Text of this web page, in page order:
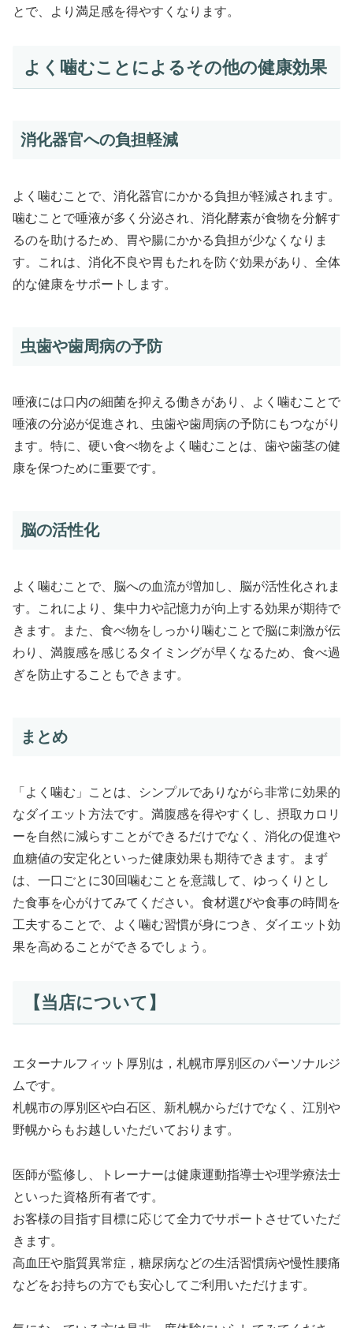
とで、より満足感を得やすくなります。
よく噛むことによるその他の健康効果
消化器官への負担軽減
よく噛むことで、消化器官にかかる負担が軽減されます。
噛むことで唾液が多く分泌され、消化酵素が食物を分解す
るのを助けるため、胃や腸にかかる負担が少なくなりま
す。これは、消化不良や胃もたれを防ぐ効果があり、全体
的な健康をサポートします。
虫歯や歯周病の予防
唾液には口内の細菌を抑える働きがあり、よく噛むことで
唾液の分泌が促進され、虫歯や歯周病の予防にもつながり
ます。特に、硬い食べ物をよく噛むことは、歯や歯茎の健
康を保つために重要です。
脳の活性化
よく噛むことで、脳への血流が増加し、脳が活性化されま
す。これにより、集中力や記憶力が向上する効果が期待で
きます。また、食べ物をしっかり噛むことで脳に刺激が伝
わり、満腹感を感じるタイミングが早くなるため、食べ過
ぎを防止することもできます。
まとめ
「よく噛む」ことは、シンプルでありながら非常に効果的
なダイエット方法です。満腹感を得やすくし、摂取カロリ
ーを自然に減らすことができるだけでなく、消化の促進や
血糖値の安定化といった健康効果も期待できます。まず
は、一口ごとに30回噛むことを意識して、ゆっくりとし
た食事を心がけてみてください。食材選びや食事の時間を
工夫することで、よく噛む習慣が身につき、ダイエット効
果を高めることができるでしょう。
【当店について】
エターナルフィット厚別は，札幌市厚別区のパーソナルジ
ムです。
札幌市の厚別区や白石区、新札幌からだけでなく、江別や
野幌からもお越しいただいております。
医師が監修し、トレーナーは健康運動指導士や理学療法士
といった資格所有者です。
お客様の目指す目標に応じて全力でサポートさせていただ
きます。
高血圧や脂質異常症，糖尿病などの生活習慣病や慢性腰痛
などをお持ちの方でも安心してご利用いただけます。